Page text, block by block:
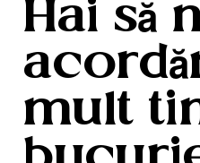
Hai să
mult